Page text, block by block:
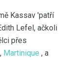
Kassav 'patří
Lefel, ačkoli
přes
, Martinique , a